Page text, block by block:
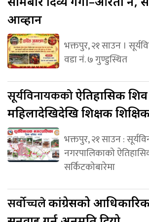
आव्हान
भक्तपुर, २१ साउन ।
वडा नं. ७ गुण्डुस्थित
सूर्यविनायककोऐतिहासिक
महिलादेखिदेखि शिक्षक
भक्तपुर, २१ साउन :
नगरपालिकाको
सर्किटकोबारेमा
सर्वोच्चलेकांग्रेसको